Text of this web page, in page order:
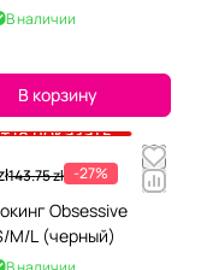
В наличии
В корзину
+18 показать
143.75 zł -27%
Obsessive
M/L (черный)